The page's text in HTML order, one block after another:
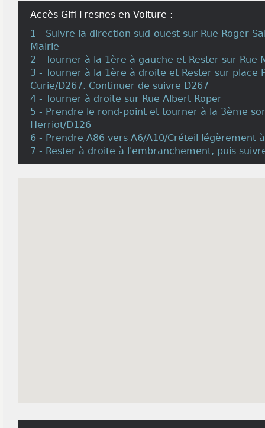
Accès Gifi Fresnes en Voiture :
1 - Suivre la direction sud-ouest sur Rue Roger
Mairie
2 - Tourner à la 1ère à gauche et Rester sur Rue
3 - Tourner à la 1ère à droite et Rester sur place
Curie/D267. Continuer de suivre D267
4 - Tourner à droite sur Rue Albert Roper
5 - Prendre le rond-point et tourner à la 3ème
Herriot/D126
6 - Prendre A86 vers A6/A10/Créteil légèrement
7 - Rester à droite à l'embranchement, puis